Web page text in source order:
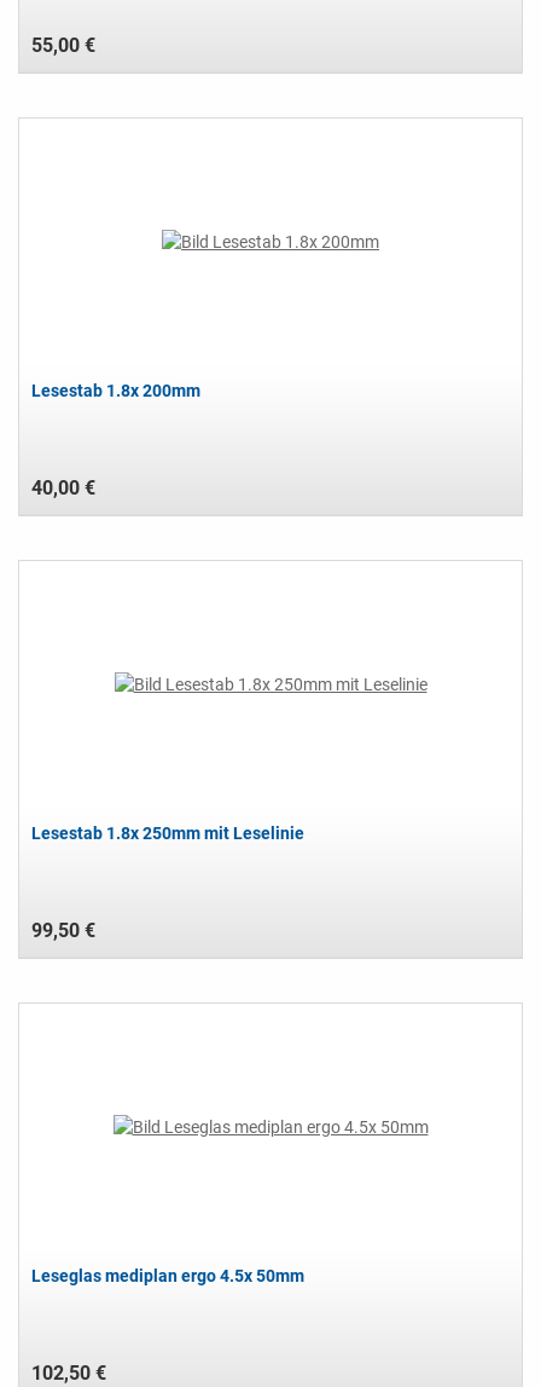
55,00 €
Lesestab 1.8x 200mm
40,00 €
Lesestab 1.8x 250mm mit Leselinie
99,50 €
Leseglas mediplan ergo 4.5x 50mm
102,50 €